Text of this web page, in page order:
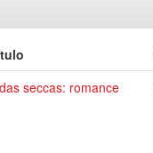
seccas: romance